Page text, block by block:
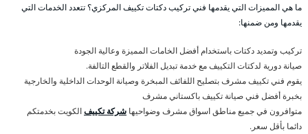
ما هي المميزات التي يقدمها فني تركيب دكتات تكييف المركزي؟ تتعدد الخدمات التي
يقدمها ومن ضمنها:
تركيب وتمديد دكتات باستخدام أفضل الخامات المميزة وعالية الجودة
صيانة دورية لدكتات التكييف مع خدمة تبديل الفلاتر والقطع التالفة.
يقوم فني تكييف مشرف بتصليح اللفائف المبخرة وصيانة الوحدات الداخلية والخارجية
بخبرة أفضل فني صيانة تكييف باكستاني مشرف
متوافرون في جميع مناطق اسواق مشرف وضواحيها شركة تكييفالكويت بخدمتكم
دائما بأقل سعر.